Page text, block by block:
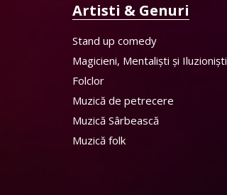
Artisti & Genuri
Stand up comedy
Magicieni, Mentaliști și Iluzioniști
Folclor
Muzică de petrecere
Muzică Sârbească
Muzică folk